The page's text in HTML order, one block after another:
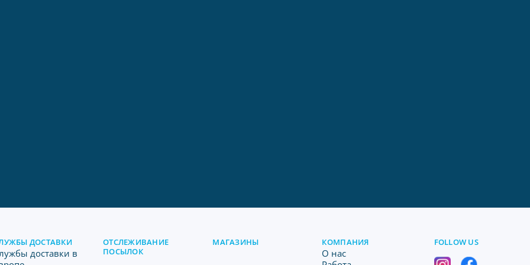
ДОСТАВКИ
доставки в
ОТСЛЕЖИВАНИЕ
ПОСЫЛОК
МАГАЗИНЫ КОМПАНИЯ
O нас
FOLLOW US